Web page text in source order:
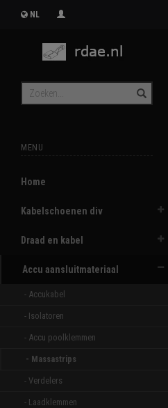
NL
MENU
Home
Kabelschoenen div
Draad en kabel
Accu aansluitmateriaal
- Accukabel
- Isolatoren
- Accu poolklemmen
- Massastrips
- Verdelers
- Laadklemmen